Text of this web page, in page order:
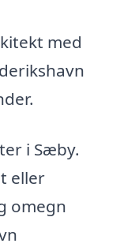
med
i Sæby.
eller
omegn